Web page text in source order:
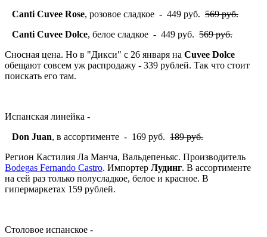
Canti Cuvee Rose, розовое сладкое - 449 руб. 569 руб.
Canti Cuvee Dolce, белое сладкое - 449 руб. 569 руб.
Сносная цена. Но в "Дикси" с 26 января на Cuvee Dolce
обещают совсем уж распродажу - 339 рублей. Так что стоит
поискать его там.
Испанская линейка -
Don Juan, в ассортименте - 169 руб. 189 руб.
Регион Кастилия Ла Манча, Вальдепеньяс. Производитель
Bodegas Fernando Castro. Импортер Лудинг. В ассортименте
на сей раз только полусладкое, белое и красное. В
гипермаркетах 159 рублей.
Столовое испанское -